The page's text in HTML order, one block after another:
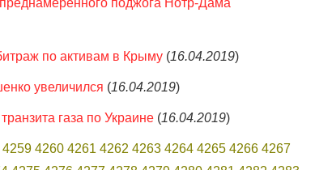
поджога Нотр-Дама
по активам в Крыму (16.04.2019)
увеличился (16.04.2019)
газа по Украине (16.04.2019)
4259 4260 4261 4262 4263 4264 4265 4266 4267